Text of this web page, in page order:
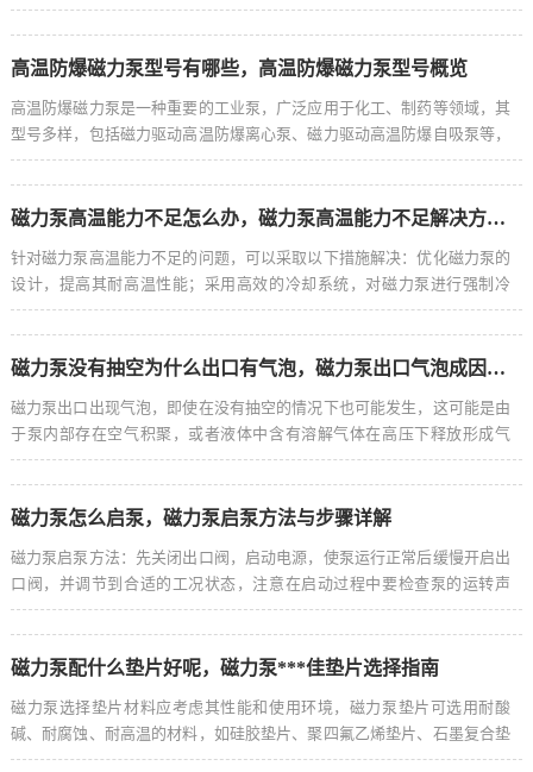
阀门，启动泵并观察运行情况，注意调整泵的转速和流量以满足需求，使
用磁力泵时还需定期维护和保养，确保其长期稳定运行。
高温防爆磁力泵型号有哪些，高温防爆磁力泵型号概览
高温防爆磁力泵是一种重要的工业泵，广泛应用于化工、制药等领域，其
型号多样，包括磁力驱动高温防爆离心泵、磁力驱动高温防爆自吸泵等，
这些泵具有防爆、耐高温等特点，能够满足不同工业领域的需求，具体型
号可根据使用场景和参数要求进行选择。
磁力泵高温能力不足怎么办，磁力泵高温能力不足解决方案探讨
针对磁力泵高温能力不足的问题，可以采取以下措施解决：优化磁力泵的
设计，提高其耐高温性能；采用高效的冷却系统，对磁力泵进行强制冷
却；选用更高温度的磁力材料，提高磁力泵的耐温范围；加强维护保养，
定期检查泵的密封性能及内部磨损情况，及时更换磨损件，这些措施可有
效提升磁力泵的高温能力，确保其正常运行。
磁力泵没有抽空为什么出口有气泡，磁力泵出口气泡成因解析，非抽空状态下为何仍有气泡？
磁力泵出口出现气泡，即使在没有抽空的情况下也可能发生，这可能是由
于泵内部存在空气积聚，或者液体中含有溶解气体在高压下释放形成气
泡，操作条件如流量、压力和温度的变化也可能导致气泡的产生，为确保
泵的正常运行，建议检查液体中是否含有气体、调整操作条件以及确保泵
的安装和维护正确。
磁力泵怎么启泵，磁力泵启泵方法与步骤详解
磁力泵启泵方法：先关闭出口阀，启动电源，使泵运行正常后缓慢开启出
口阀，并调节到合适的工况状态，注意在启动过程中要检查泵的运转声
音、振动、温度等是否正常，以确保安全使用，摘要字数控制在100-200
字以内。
磁力泵配什么垫片好呢，磁力泵***佳垫片选择指南
磁力泵选择垫片材料应考虑其性能和使用环境，磁力泵垫片可选用耐酸
碱、耐腐蚀、耐高温的材料，如硅胶垫片、聚四氟乙烯垫片、石墨复合垫
片等，选择合适的垫片能提高磁力泵的性能和使用寿命，确保流体输送的